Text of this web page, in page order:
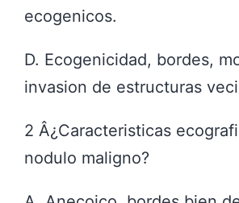
ecogenicos.
D. Ecogenicidad, bordes,
invasion de estructuras
2 Â¿Caracteristicas
nodulo maligno?